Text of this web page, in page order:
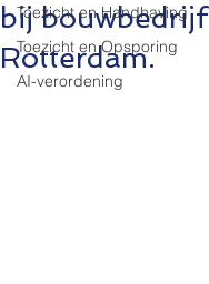
Toezicht en Handhaving
Toezicht en Opsporing
AI-verordening
bij bouwbedrijf
Rotterdam.